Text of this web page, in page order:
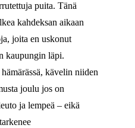
puita. Tänä
kahdeksan aikaan
joita en uskonut
kaupungin läpi.
kävelin niiden
joulu jos on
ja lempeä – eikä